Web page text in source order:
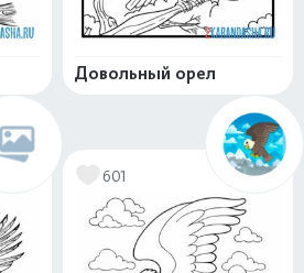
Довольный орел
601